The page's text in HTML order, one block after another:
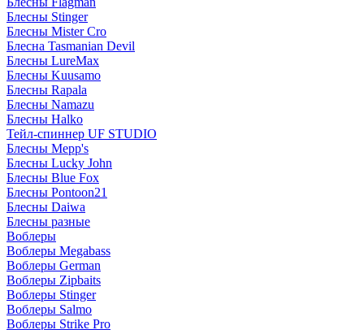
Блесны Stinger
Блесны Mister Cro
Блесна Tasmanian Devil
Блесны LureMax
Блесны Kuusamo
Блесны Rapala
Блесны Namazu
Блесны Halko
Тейл-спиннер UF STUDIO
Блесны Mepp's
Блесны Lucky John
Блесны Blue Fox
Блесны Pontoon21
Блесны Daiwa
Блесны разные
Воблеры
Воблеры Megabass
Воблеры German
Воблеры Zipbaits
Воблеры Stinger
Воблеры Salmo
Воблеры Strike Pro